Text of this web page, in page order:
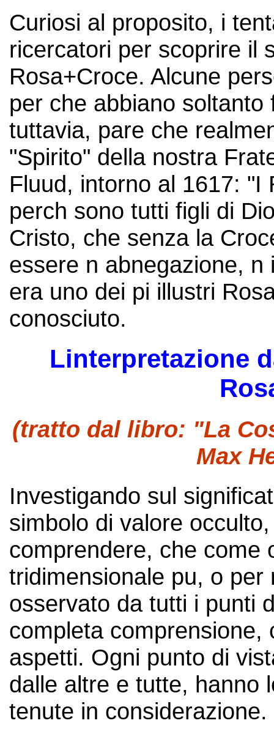
Curiosi al proposito, i
ricercatori per scoprire il
Rosa+Croce. Alcune
per che abbiano
tuttavia, pare che
"Spirito" della nostra
Fluud, intorno al 1617: "I
perch sono tutti figli di
Cristo, che senza la
essere n abnegazione,
era uno dei pi illustri
conosciuto.
Linterpretazione
(tratto dal libro: "La
Max
Investigando sul
simbolo di valore
comprendere, che come
tridimensionale pu, o
osservato da tutti i punti
completa comprensione,
aspetti. Ogni punto di
dalle altre e tutte, hanno
tenute in considerazione.